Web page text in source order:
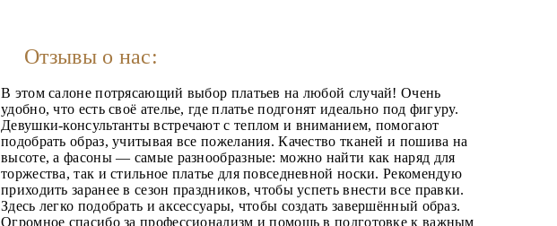
Отзывы о нас:
В этом салоне потрясающий выбор платьев на любой случай! Очень
удобно, что есть своё ателье, где платье подгонят идеально под фигуру.
Девушки-консультанты встречают с теплом и вниманием, помогают
подобрать образ, учитывая все пожелания. Качество тканей и пошива на
высоте, а фасоны — самые разнообразные: можно найти как наряд для
торжества, так и стильное платье для повседневной носки. Рекомендую
приходить заранее в сезон праздников, чтобы успеть внести все правки.
Здесь легко подобрать и аксессуары, чтобы создать завершённый образ.
Огромное спасибо за профессионализм и помощь в подготовке к важным